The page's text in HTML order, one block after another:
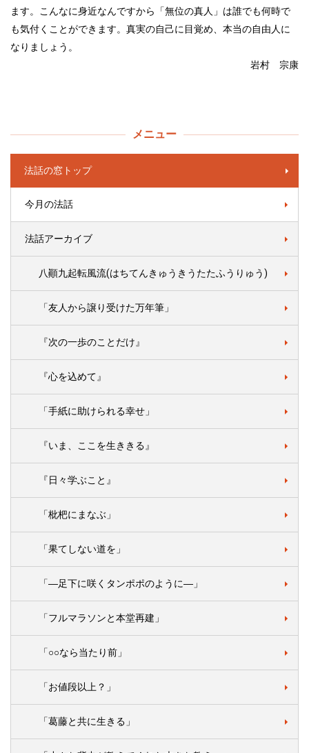
ます。こんなに身近なんですから「無位の真人」は誰でも何時で
も気付くことができます。真実の自己に目覚め、本当の自由人に
なりましょう。
岩村 宗康
メニュー
法話の窓トップ
今月の法話
法話アーカイブ
八顚九起転風流(はちてんきゅうきうたたふうりゅう)
「友人から譲り受けた万年筆」
『次の一歩のことだけ』
『心を込めて』
「手紙に助けられる幸せ」
『いま、ここを生ききる』
『日々学ぶこと』
「枇杷にまなぶ」
「果てしない道を」
「―足下に咲くタンポポのように―」
「フルマラソンと本堂再建」
「○○なら当たり前」
「お値段以上？」
「葛藤と共に生きる」